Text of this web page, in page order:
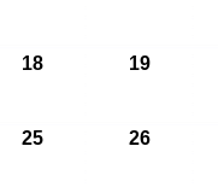
18 19
25 26